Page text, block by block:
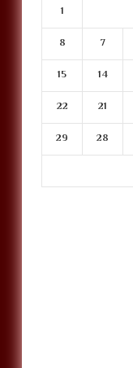
1
7
8
14
15
21
22
28
29